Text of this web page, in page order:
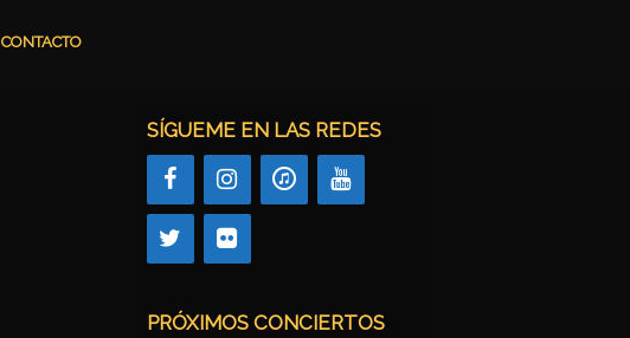
CONTACTO
SÍGUEME EN LAS REDES
PRÓXIMOS CONCIERTOS